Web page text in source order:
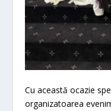
Cu această ocazie
organizatoarea